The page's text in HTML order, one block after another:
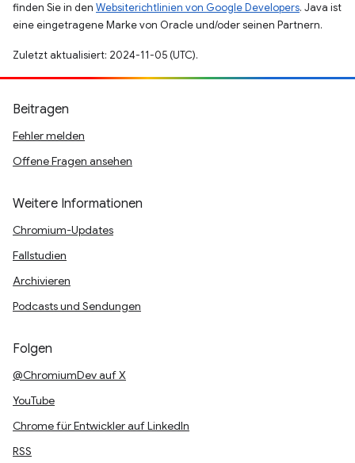
finden Sie in den Websiterichtlinien von Google Developers. Java ist
eine eingetragene Marke von Oracle und/oder seinen Partnern.
Zuletzt aktualisiert: 2024-11-05 (UTC).
Beitragen
Fehler melden
Offene Fragen ansehen
Weitere Informationen
Chromium-Updates
Fallstudien
Archivieren
Podcasts und Sendungen
Folgen
@ChromiumDev auf X
YouTube
Chrome für Entwickler auf LinkedIn
RSS